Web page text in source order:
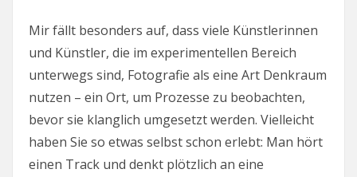
Mir fällt besonders auf, dass viele Künstlerinnen
und Künstler, die im experimentellen Bereich
unterwegs sind, Fotografie als eine Art Denkraum
nutzen – ein Ort, um Prozesse zu beobachten,
bevor sie klanglich umgesetzt werden. Vielleicht
haben Sie so etwas selbst schon erlebt: Man hört
einen Track und denkt plötzlich an eine